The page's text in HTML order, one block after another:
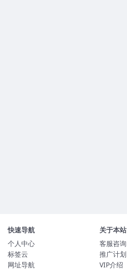
快速导航
个人中心
标签云
网址导航
关于本站
客服咨询
推广计划
VIP介绍